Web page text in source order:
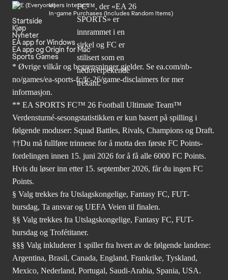
Users Interact
In-game Purchases (Includes Random Items)
Startside
Kjøp
Nyheter
EA app for Windows
EA app og Origin for Mac
Sports Games
* Øvrige vilkår og begrensninger gjelder. Se ea.com/nb-
no/games/ea-sports-fc/fc-26/game-disclaimers for mer
informasjon.
** EA SPORTS FC™ 26 Football Ultimate Team™
Verdensturné-sesongstatistikken er kun basert på spilling i
følgende moduser: Squad Battles, Rivals, Champions og Draft.
††Du må fullføre trinnene for å motta den første FC Points-
fordelingen innen 15. juni 2026 for å få alle 6000 FC Points.
Hvis du løser inn etter 15. september 2026, får du ingen FC
Points.
§ Valg trekkes fra Utslagskongelige, Fantasy FC, FUT-
bursdag, Ta ansvar og UEFA Veien til finalen.
§§ Valg trekkes fra Utslagskongelige, Fantasy FC, FUT-
bursdag og Trofétitaner.
§§§ Valg inkluderer 1 spiller fra hvert av de følgende landene:
Argentina, Brasil, Canada, England, Frankrike, Tyskland,
Mexico, Nederland, Portugal, Saudi-Arabia, Spania, USA.